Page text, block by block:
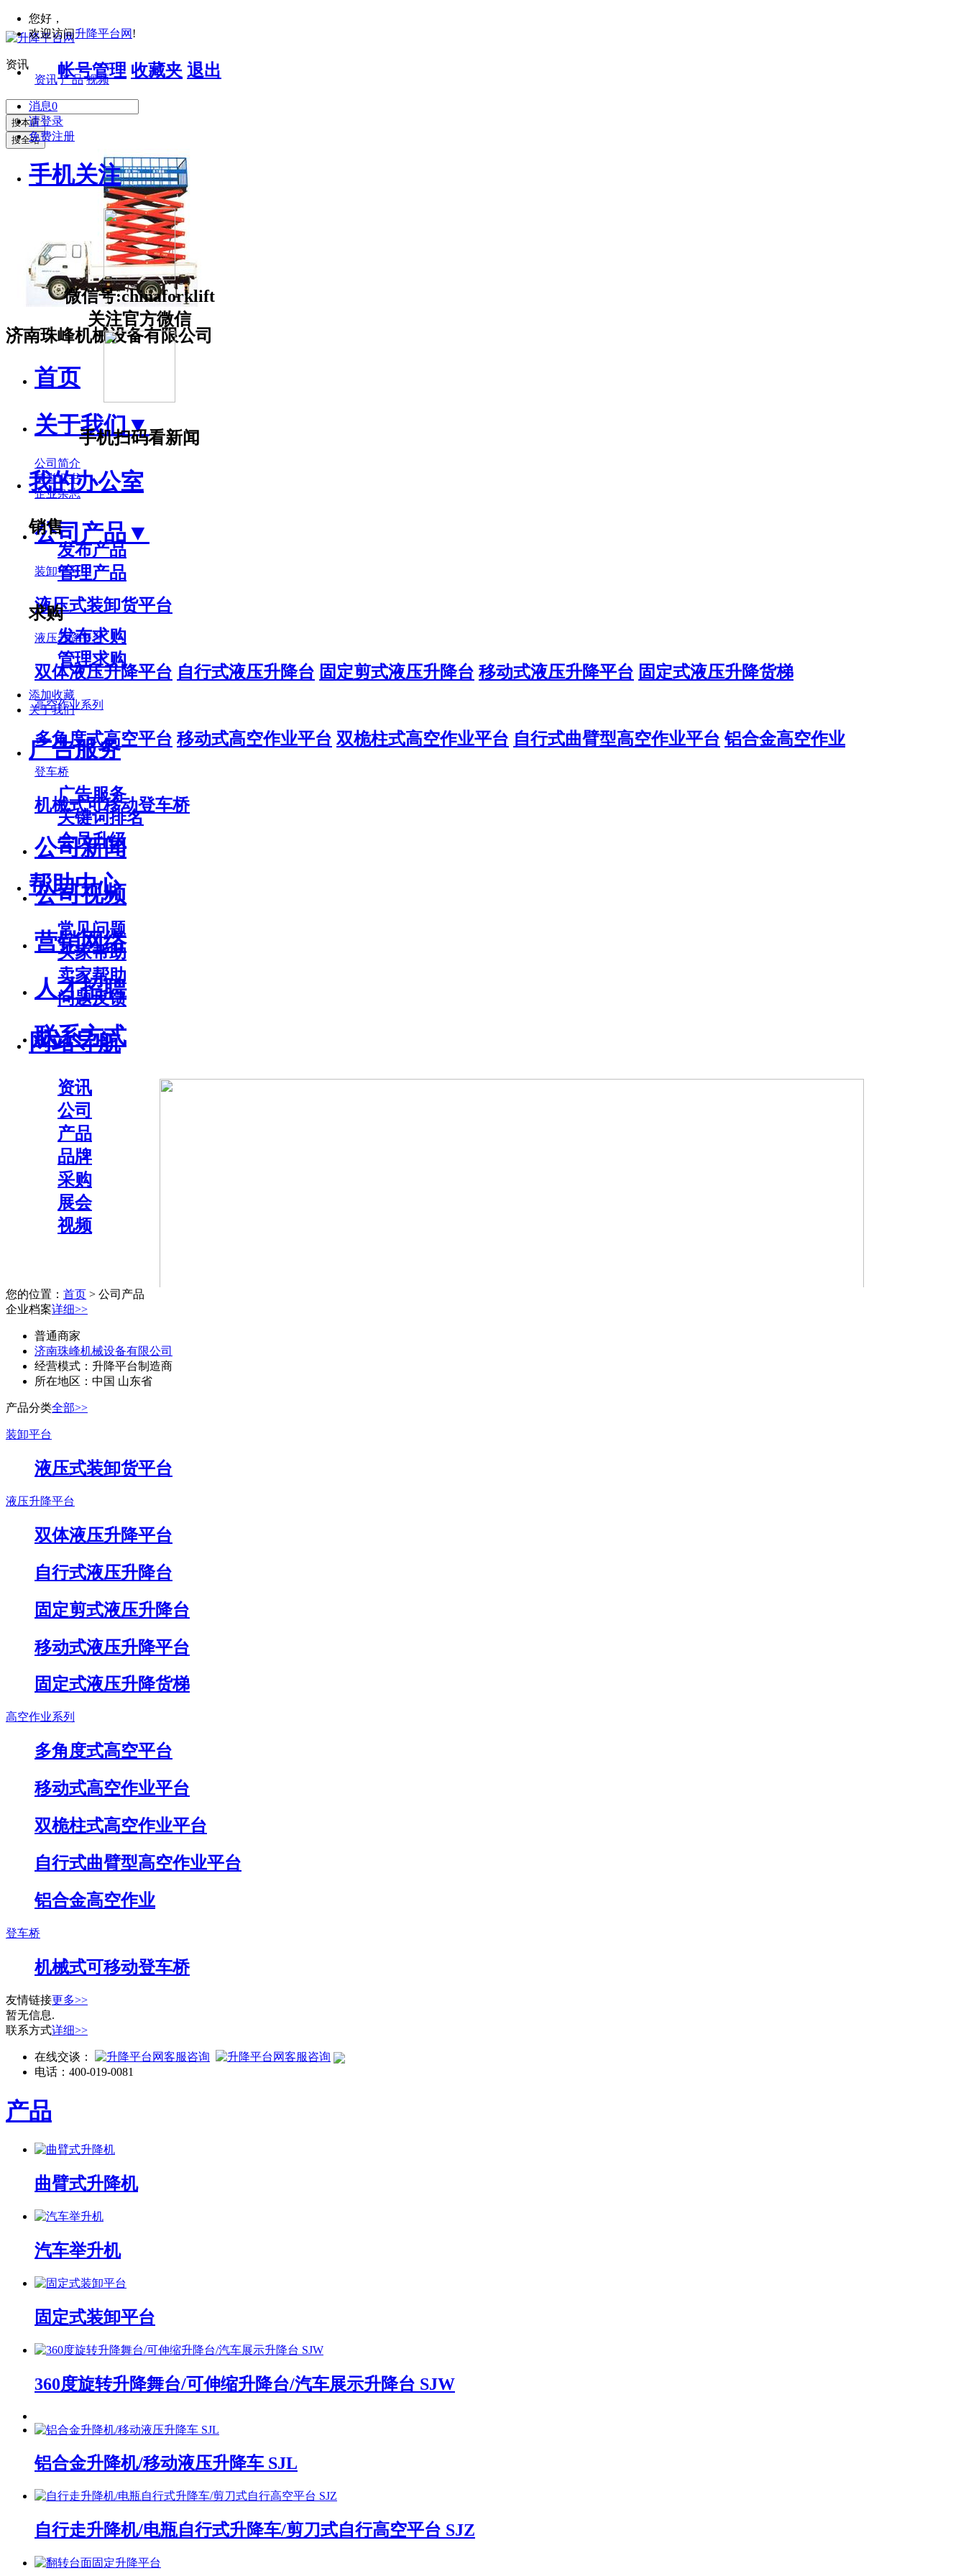
您好，
欢迎访问升降平台网 !
帐号管理 收藏夹 退出
消息0
请登录
免费注册
手机关注
微信号:chinaforklift
关注官方微信
手机扫码看新闻
我的办公室
销售
发布产品
管理产品
求购
发布求购
管理求购
添加收藏
关于我们
广告服务
广告服务
关键词排名
会员升级
帮助中心
常见问题
买家帮助
卖家帮助
问题反馈
网站导航
资讯
公司
产品
品牌
采购
展会
视频
资讯
资讯 产品 视频
搜本店
搜全站
济南珠峰机械设备有限公司
首页
关于我们▼
公司简介
荣誉证书
企业杂志
公司产品▼
装卸平台
液压式装卸货平台
液压升降平台
双体液压升降平台 自行式液压升降台 固定剪式液压升降台 移动式液压升降平台 固定式液压升降货梯
高空作业系列
多角度式高空平台 移动式高空作业平台 双桅柱式高空作业平台 自行式曲臂型高空作业平台 铝合金高空作业
登车桥
机械式可移动登车桥
公司新闻
公司视频
营销网络
人才招聘
联系方式
您的位置： 首页 > 公司产品
企业档案详细>>
普通商家
济南珠峰机械设备有限公司
经营模式： 升降平台制造商
所在地区： 中国 山东省
产品分类全部>>
装卸平台
液压式装卸货平台
液压升降平台
双体液压升降平台
自行式液压升降台
固定剪式液压升降台
移动式液压升降平台
固定式液压升降货梯
高空作业系列
多角度式高空平台
移动式高空作业平台
双桅柱式高空作业平台
自行式曲臂型高空作业平台
铝合金高空作业
登车桥
机械式可移动登车桥
友情链接更多>>
暂无信息.
联系方式详细>>
在线交谈：
电话： 400-019-0081
产品
曲臂式升降机
汽车举升机
固定式装卸平台
360度旋转升降舞台/可伸缩升降台/汽车展示升降台 SJW
铝合金升降机/移动液压升降车 SJL
自行走升降机/电瓶自行式升降车/剪刀式自行高空平台 SJZ